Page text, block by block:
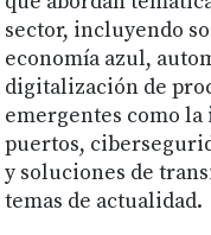
sector, incluyendo
economía azul,
digitalización de
emergentes como
puertos,
y soluciones de
temas de actualidad.